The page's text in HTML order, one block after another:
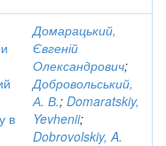
в
Домарацький,
Євгеній
Олександрович;
Добровольський,
А. В.; Domaratskiy,
Yevhenii;
Dobrovolskiy, A.